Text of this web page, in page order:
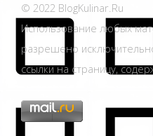
© 2022 BlogKulinar.Ru
Использование любых
разрешено
ссылки на страницу,